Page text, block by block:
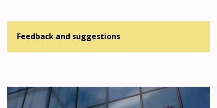
Feedback and suggestions